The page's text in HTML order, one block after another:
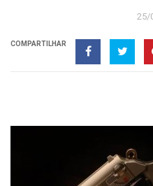
25/
COMPARTILHAR